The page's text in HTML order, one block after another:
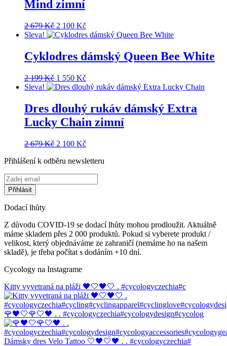
Mind zimní
2 679Kč Původní
cena
2
679 Kč.
2 100 KčAktuální
cena
2
100 Kč.
Sleva!
Cyklodres dámský Queen Bee White
2 199Kč Původní
cena
2
199 Kč.
1 550 KčAktuální
cena
1
550 Kč.
Sleva!
Dres dlouhý rukáv dámský Extra
Lucky Chain zimní
2 679Kč Původní
byla:
2 100 KčAktuální
je:
Přihlášení k odběru newsletteru
Dodací lhůty
Z důvodu COVID-19 se dodací lhůty mohou prodloužit. Aktuálně
máme skladem přes 2 000 produktů. Pokud si vyberete produkt /
velikost, který objednáváme ze zahraničí (nemáme ho na našem
skladě), je třeba počítat s dodáním +10 dní.
Cycology na Instagrame
Kitty vyvetraná na pláži 🖤🤍🖤🤍 . #cycologyczechia#c
🌹🖤🤍🌹🤍🖤 . . #cycologyczechia#cycologydesign#cycolog
Dámsky dres Velo Tattoo 🤍🖤🤍🖤 . . #cycologyczechia#